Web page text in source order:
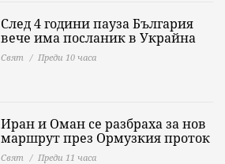
След 4 години пауза България
вече има посланик в Украйна
Свят Преди 10 часа
Иран и Оман се разбраха за нов
маршрут през Ормузкия проток
Свят Преди 11 часа